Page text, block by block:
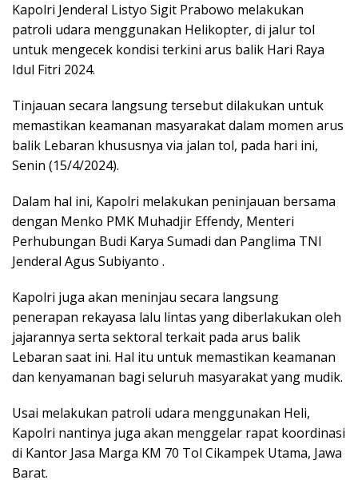
Kapolri Jenderal Listyo Sigit Prabowo melakukan
patroli udara menggunakan Helikopter, di jalur tol
untuk mengecek kondisi terkini arus balik Hari Raya
Idul Fitri 2024.
Tinjauan secara langsung tersebut dilakukan untuk
memastikan keamanan masyarakat dalam momen arus
balik Lebaran khususnya via jalan tol, pada hari ini,
Senin (15/4/2024).
Dalam hal ini, Kapolri melakukan peninjauan bersama
dengan Menko PMK Muhadjir Effendy, Menteri
Perhubungan Budi Karya Sumadi dan Panglima TNI
Jenderal Agus Subiyanto .
Kapolri juga akan meninjau secara langsung
penerapan rekayasa lalu lintas yang diberlakukan oleh
jajarannya serta sektoral terkait pada arus balik
Lebaran saat ini. Hal itu untuk memastikan keamanan
dan kenyamanan bagi seluruh masyarakat yang mudik.
Usai melakukan patroli udara menggunakan Heli,
Kapolri nantinya juga akan menggelar rapat koordinasi
di Kantor Jasa Marga KM 70 Tol Cikampek Utama, Jawa
Barat.